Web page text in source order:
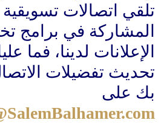
تلقي اتصالات تسويقية
المشاركة في برامج
الإعلانات لدينا، فما
تحديث تفضيلات
بك على